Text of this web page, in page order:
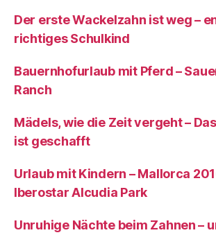
Der erste Wackelzahn ist weg –
richtiges Schulkind
Bauernhofurlaub mit Pferd –
Ranch
Mädels, wie die Zeit vergeht –
ist geschafft
Urlaub mit Kindern – Mallorca
Iberostar Alcudia Park
Unruhige Nächte beim Zahnen –